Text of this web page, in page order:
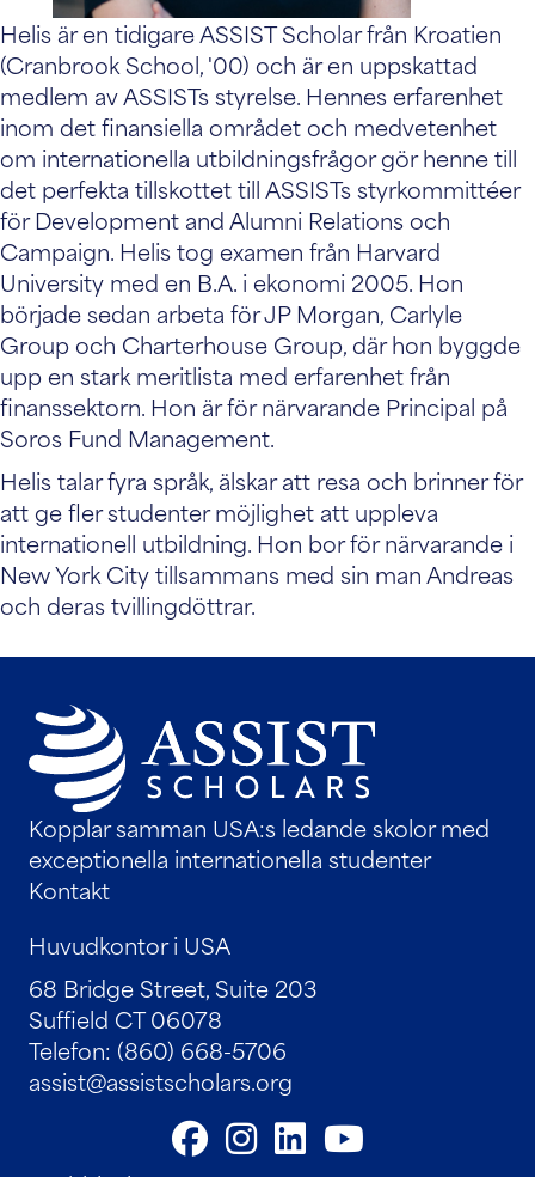
Helis är en tidigare ASSIST Scholar från Kroatien
(Cranbrook School, '00) och är en uppskattad
medlem av ASSISTs styrelse. Hennes erfarenhet
inom det finansiella området och medvetenhet
om internationella utbildningsfrågor gör henne till
det perfekta tillskottet till ASSISTs styrkommittéer
för Development and Alumni Relations och
Campaign. Helis tog examen från Harvard
University med en B.A. i ekonomi 2005. Hon
började sedan arbeta för JP Morgan, Carlyle
Group och Charterhouse Group, där hon byggde
upp en stark meritlista med erfarenhet från
finanssektorn. Hon är för närvarande Principal på
Soros Fund Management.
Helis talar fyra språk, älskar att resa och brinner för
att ge fler studenter möjlighet att uppleva
internationell utbildning. Hon bor för närvarande i
New York City tillsammans med sin man Andreas
och deras tvillingdöttrar.
Kopplar samman USA:s ledande skolor med
exceptionella internationella studenter
Kontakt
Huvudkontor i USA
68 Bridge Street, Suite 203
Suffield CT 06078
Telefon: (860) 668-5706
assist@assistscholars.org